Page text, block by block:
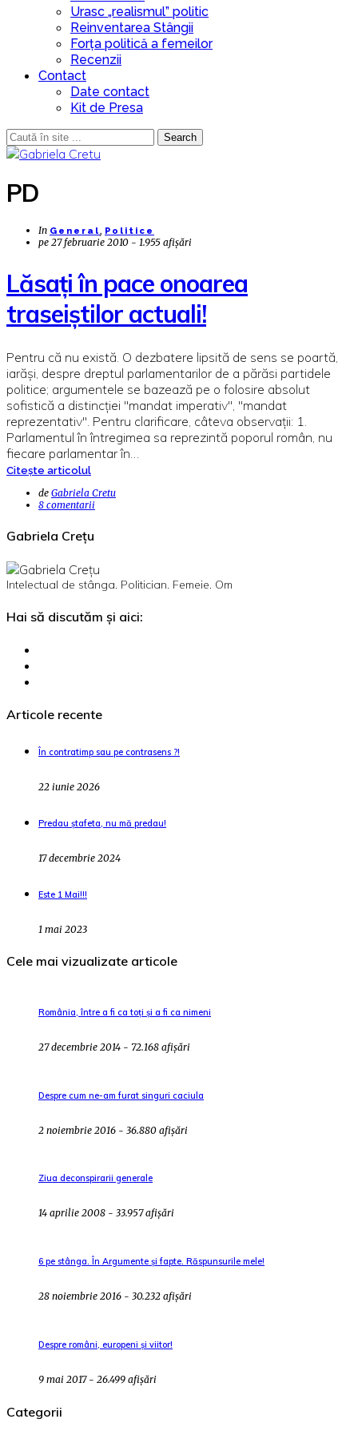
Urasc „realismul” politic
Reinventarea Stângii
Forța politică a femeilor
Recenzii
Contact
Date contact
Kit de Presa
Search
PD
In General, Politice
pe 27 februarie 2010 - 1.955 afișări
Lăsaţi în pace onoarea
traseiştilor actuali!
Pentru că nu există. O dezbatere lipsită de sens se poartă,
iarăşi, despre dreptul parlamentarilor de a părăsi partidele
politice; argumentele se bazează pe o folosire absolut
sofistică a distincţiei "mandat imperativ", "mandat
reprezentativ". Pentru clarificare, câteva observaţii: 1.
Parlamentul în întregimea sa reprezintă poporul român, nu
fiecare parlamentar în…
Citește articolul
de Gabriela Cretu
8 comentarii
Gabriela Crețu
Intelectual de stânga. Politician. Femeie. Om
Hai să discutăm și aici:
Articole recente
În contratimp sau pe contrasens ?!
22 iunie 2026
Predau ștafeta, nu mă predau!
17 decembrie 2024
Este 1 Mai!!!
1 mai 2023
Cele mai vizualizate articole
România, între a fi ca toți și a fi ca nimeni
27 decembrie 2014 - 72.168 afișări
Despre cum ne-am furat singuri caciula
2 noiembrie 2016 - 36.880 afișări
Ziua deconspirarii generale
14 aprilie 2008 - 33.957 afișări
6 pe stânga. În Argumente și fapte. Răspunsurile mele!
28 noiembrie 2016 - 30.232 afișări
Despre români, europeni și viitor!
9 mai 2017 - 26.499 afișări
Categorii